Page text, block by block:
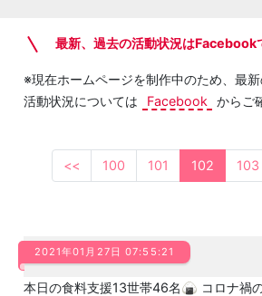
最新、過去の活動状況はFacebook
※現在ホームページを制作中のため、最
活動状況については
Facebook からご
<< 100 101 102 103
2021年01月27日 07:55:21
本日の食料支援13世帯46名🍙 コロナ禍